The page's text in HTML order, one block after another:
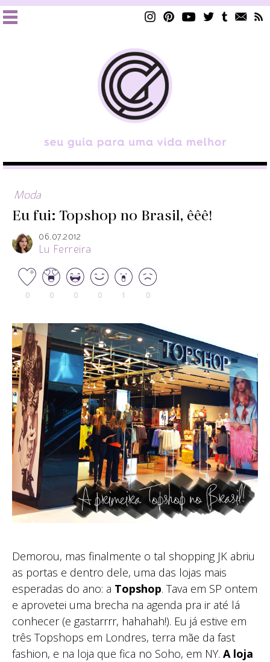
Moda
Eu fui: Topshop no Brasil, êêê!
06.07.2012
Lu Ferreira
0 0 0 0 1 0
Demorou, mas finalmente o tal shopping JK abriu
as portas e dentro dele, uma das lojas mais
esperadas do ano: a Topshop. Tava em SP ontem
e aprovetei uma brecha na agenda pra ir até lá
conhecer (e gastarrrr, hahahah!). Eu já estive em
três Topshops em Londres, terra mãe da fast
fashion, e na loja que fica no Soho, em NY. A loja